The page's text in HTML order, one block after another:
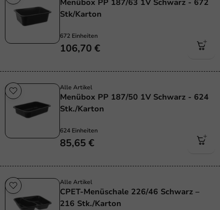
Menübox PP 187/63 1V Schwarz - 672
Stk/Karton
672 Einheiten
106,70 €
Alle Artikel
Menübox PP 187/50 1V Schwarz - 624
Stk./Karton
624 Einheiten
85,65 €
Alle Artikel
CPET-Menüschale 226/46 Schwarz –
216 Stk./Karton